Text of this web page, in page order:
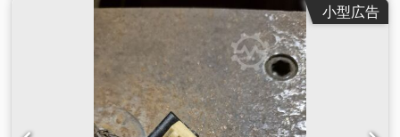
小型広告